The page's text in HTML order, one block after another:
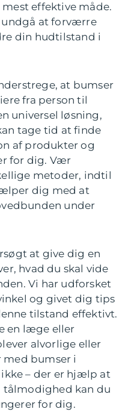
effektive måde.
undgå at forværre
din hudtilstand i
at bumser
fra person til
universel løsning,
tage tid at finde
af produkter og
for dig. Vær
metoder, indtil
dig med at
under
at give dig en
hvad du skal vide
Vi har udforsket
og givet dig tips
tilstand effektivt.
en læge eller
alvorlige eller
bumser i
– der er hjælp at
kan du
for dig.